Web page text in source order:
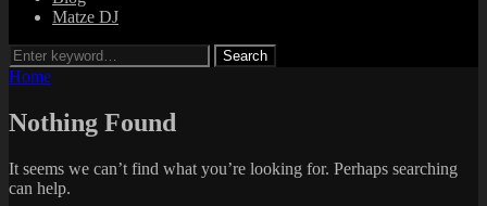
Matze DJ
Search
for:
Search
Home
Nothing Found
It seems we can’t find what you’re looking for. Perhaps searching
can help.